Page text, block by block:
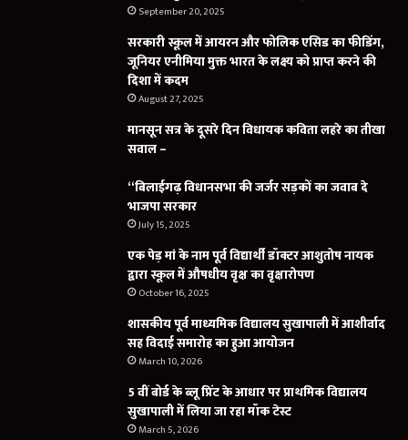
September 20, 2025
सरकारी स्कूल में आयरन और फोलिक एसिड का फीडिंग,
जूनियर एनीमिया मुक्त भारत के लक्ष्य को प्राप्त करने की
दिशा में कदम
August 27, 2025
मानसून सत्र के दूसरे दिन विधायक कविता लहरे का तीखा
सवाल –
“बिलाईगढ़ विधानसभा की जर्जर सड़कों का जवाब दे
भाजपा सरकार
July 15, 2025
एक पेड़ मां के नाम पूर्व विद्यार्थी डॉक्टर आशुतोष नायक
द्वारा स्कूल में औषधीय वृक्ष का वृक्षारोपण
October 16, 2025
शासकीय पूर्व माध्यमिक विद्यालय सुखापाली में आशीर्वाद
सह विदाई समारोह का हुआ आयोजन
March 10, 2026
5 वीं बोर्ड के ब्लू प्रिंट के आधार पर प्राथमिक विद्यालय
सुखापाली में लिया जा रहा मॉक टेस्ट
March 5, 2026